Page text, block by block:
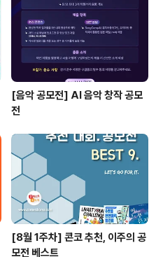
[음악 공모전] AI 음악 창작 공모
전
[8월 1주차] 콘코 추천, 이주의 공
모전 베스트